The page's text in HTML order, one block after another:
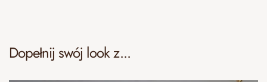
Dopełnij swój look z...